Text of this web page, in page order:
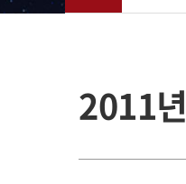
2011년